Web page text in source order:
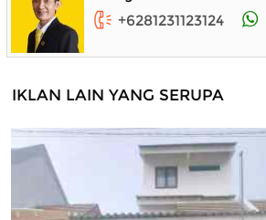
+6281231123124
IKLAN LAIN YANG SERUPA